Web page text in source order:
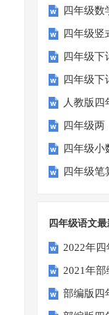
四年级数
四年级竖
四年级下
四年级下
人教版四
四年级两
四年级小
四年级笔
四年级语文
2022年
2021年
部编版四